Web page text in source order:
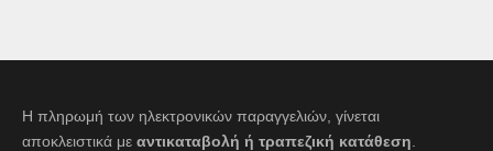
Η πληρωμή των ηλεκτρονικών παραγγελιών, γίνεται
αποκλειστικά με αντικαταβολή ή τραπεζική κατάθεση